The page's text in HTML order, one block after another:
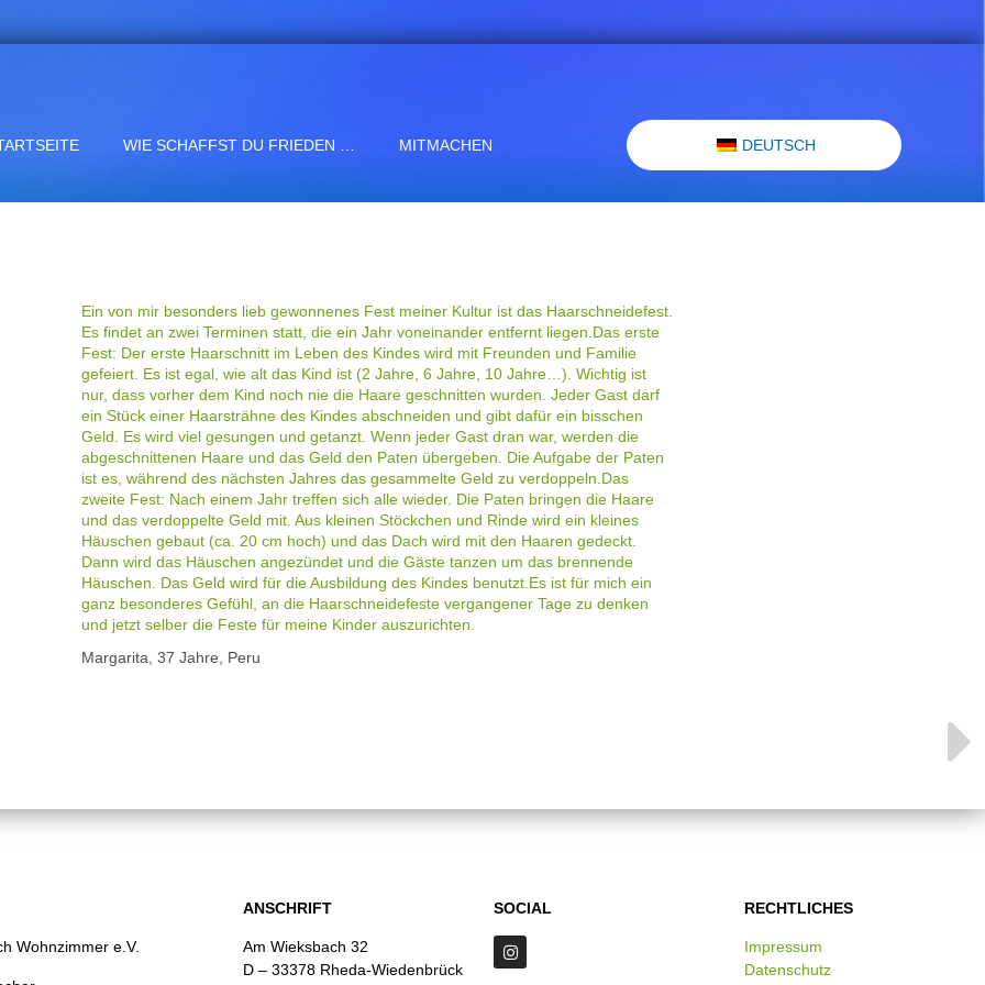
WIE SCHAFFST DU FRIEDEN … MITMACHEN DEUTSCH
Ein von mir besonders lieb gewonnenes Fest meiner Kultur ist das Haarschneidefest.
Es findet an zwei Terminen statt, die ein Jahr voneinander entfernt liegen.Das erste
Fest: Der erste Haarschnitt im Leben des Kindes wird mit Freunden und Familie
gefeiert. Es ist egal, wie alt das Kind ist (2 Jahre, 6 Jahre, 10 Jahre…). Wichtig ist
nur, dass vorher dem Kind noch nie die Haare geschnitten wurden. Jeder Gast darf
ein Stück einer Haarsträhne des Kindes abschneiden und gibt dafür ein bisschen
Geld. Es wird viel gesungen und getanzt. Wenn jeder Gast dran war, werden die
abgeschnittenen Haare und das Geld den Paten übergeben. Die Aufgabe der Paten
ist es, während des nächsten Jahres das gesammelte Geld zu verdoppeln.Das
zweite Fest: Nach einem Jahr treffen sich alle wieder. Die Paten bringen die Haare
und das verdoppelte Geld mit. Aus kleinen Stöckchen und Rinde wird ein kleines
Häuschen gebaut (ca. 20 cm hoch) und das Dach wird mit den Haaren gedeckt.
Dann wird das Häuschen angezündet und die Gäste tanzen um das brennende
Häuschen. Das Geld wird für die Ausbildung des Kindes benutzt.Es ist für mich ein
ganz besonderes Gefühl, an die Haarschneidefeste vergangener Tage zu denken
und jetzt selber die Feste für meine Kinder auszurichten.
Margarita, 37 Jahre, Peru
Wohnzimmer e.V.
ANSCHRIFT
Am Wieksbach 32
D – 33378 Rheda-Wiedenbrück
SOCIAL RECHTLICHES
Impressum
Datenschutz